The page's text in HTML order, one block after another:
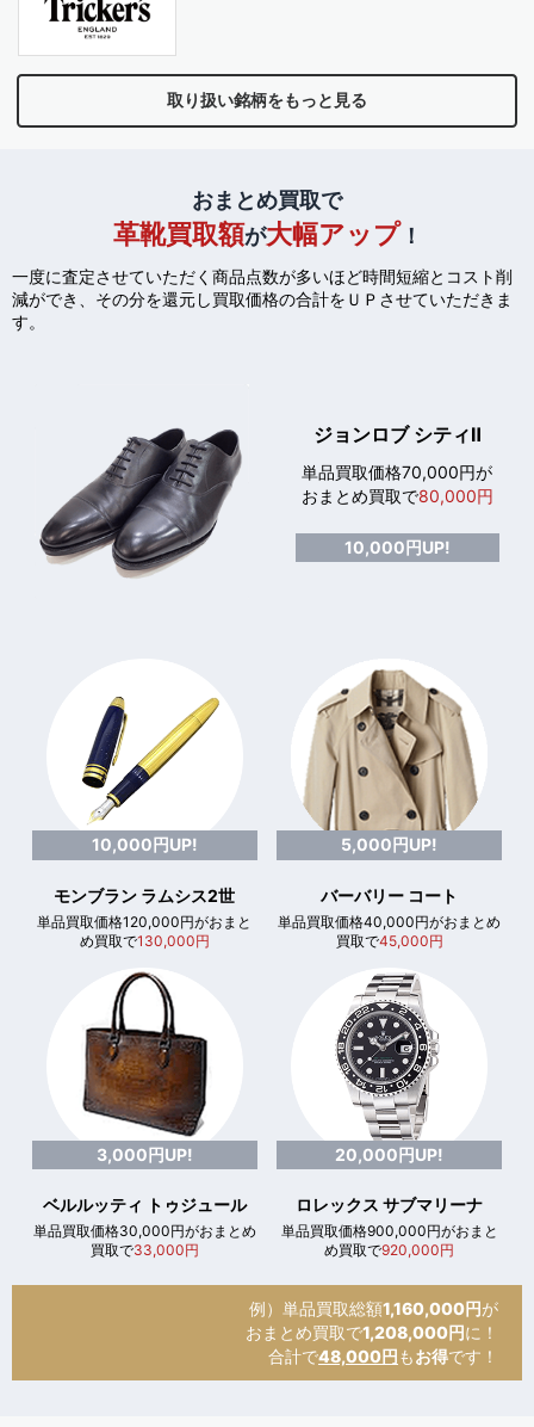
取り扱い銘柄をもっと見る
おまとめ買取で
革靴買取額が大幅アップ！
一度に査定させていただく商品点数が多いほど時間短縮とコスト削
減ができ、 その分を還元し買取価格の合計をＵＰさせていただきま
す。
ジョンロブ シティⅡ
単品買取価格70,000円が
おまとめ買取で80,000円
10,000円UP!
10,000円UP!
モンブラン ラムシス2世
単品買取価格120,000円がおまと
め買取で130,000円
5,000円UP!
バーバリー コート
単品買取価格40,000円がおまとめ
買取で45,000円
3,000円UP!
ベルルッティ トゥジュール
単品買取価格30,000円がおまとめ
買取で33,000円
20,000円UP!
ロレックス サブマリーナ
単品買取価格900,000円がおまと
め買取で920,000円
例）単品買取総額1,160,000円が
おまとめ買取で1,208,000円に！
合計で48,000円 もお得です！